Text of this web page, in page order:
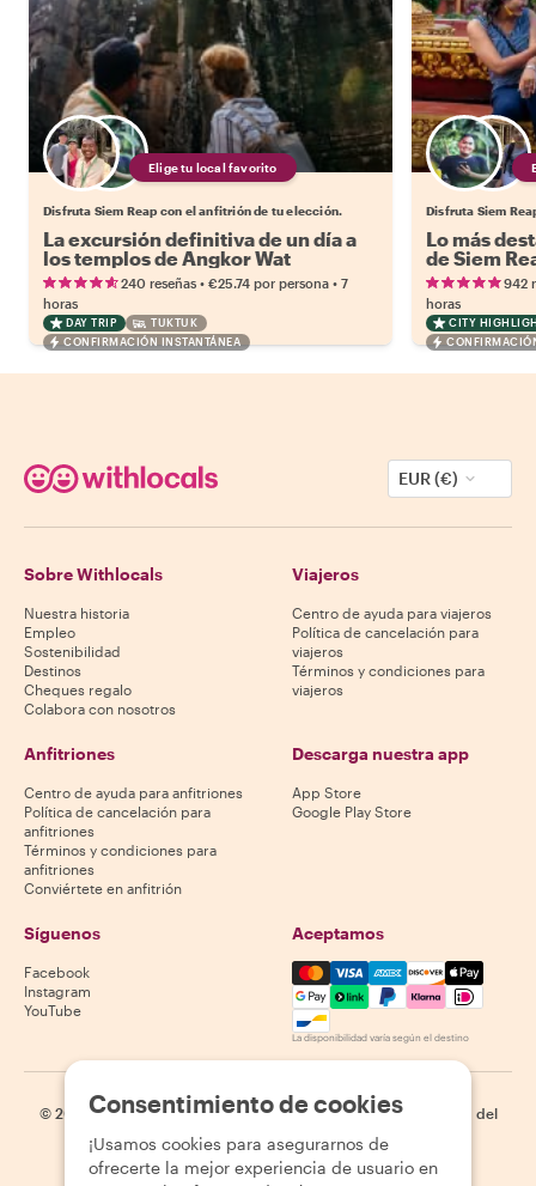
Elige tu local favorito
Disfruta Siem Reap con el anfitrión de tu elección.
La excursión definitiva de un día a
los templos de Angkor Wat
240 reseñas • €25.74 por persona • 7
horas
DAY TRIP
TUKTUK
CONFIRMACIÓN INSTANTÁNEA
Disfruta Siem
Lo más
de Siem
942
horas
CITY
EUR (€)
Sobre Withlocals
Nuestra historia
Empleo
Sostenibilidad
Destinos
Cheques regalo
Colabora con nosotros
Viajeros
Centro de ayuda para viajeros
Política de cancelación para
viajeros
Términos y condiciones para
viajeros
Anfitriones
Centro de ayuda para anfitriones
Política de cancelación para
anfitriones
Términos y condiciones para
anfitriones
Conviértete en anfitrión
Descarga nuestra app
App Store
Google Play Store
Síguenos
Facebook
Instagram
YouTube
Aceptamos
Mastercard, Visa, Amex,
La disponibilidad varía según el destino
© 2026 Withlocals.com | Política de privacidad | Cookies
Mapa del
Consentimiento de cookies
¡Usamos cookies para asegurarnos de
ofrecerte la mejor experiencia de usuario en